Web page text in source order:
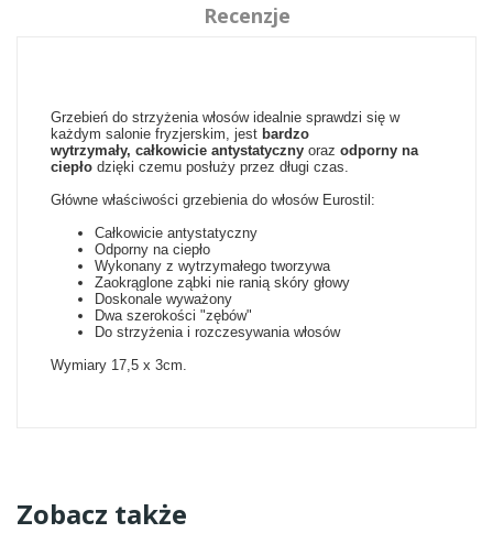
Recenzje
Grzebień do strzyżenia włosów idealnie sprawdzi się w
każdym salonie fryzjerskim, jest bardzo
wytrzymały, całkowicie antystatyczny oraz odporny na
ciepło dzięki czemu posłuży przez długi czas.
Główne właściwości grzebienia do włosów Eurostil:
Całkowicie antystatyczny
Odporny na ciepło
Wykonany z wytrzymałego tworzywa
Zaokrąglone ząbki nie ranią skóry głowy
Doskonale wyważony
Dwa szerokości "zębów"
Do strzyżenia i rozczesywania włosów
Wymiary 17,5 x 3cm.
Zobacz także